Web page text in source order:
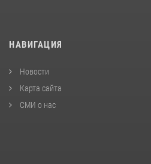
НАВИГАЦИЯ
Новости
Карта сайта
СМИ о нас